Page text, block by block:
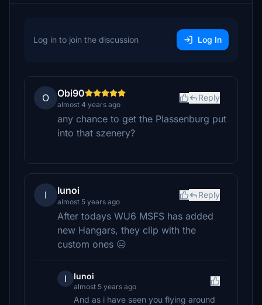
Log in to join the discussion Log In
O Obi90
almost 4 years ago
Reply
any chance to get the Plassenburg put
into that szenery?
I Iunoi
almost 5 years ago
Reply
After todays WU6 MSFS has added
new Hangars, they clip with the
custom ones 😑
I Iunoi
almost 5 years ago
And as i have seen you flying around